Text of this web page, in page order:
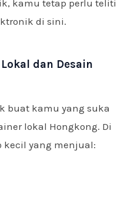
kamu tetap perlu teliti
di sini.
dan Desain
buat kamu yang suka
lokal Hongkong. Di
kecil yang menjual: